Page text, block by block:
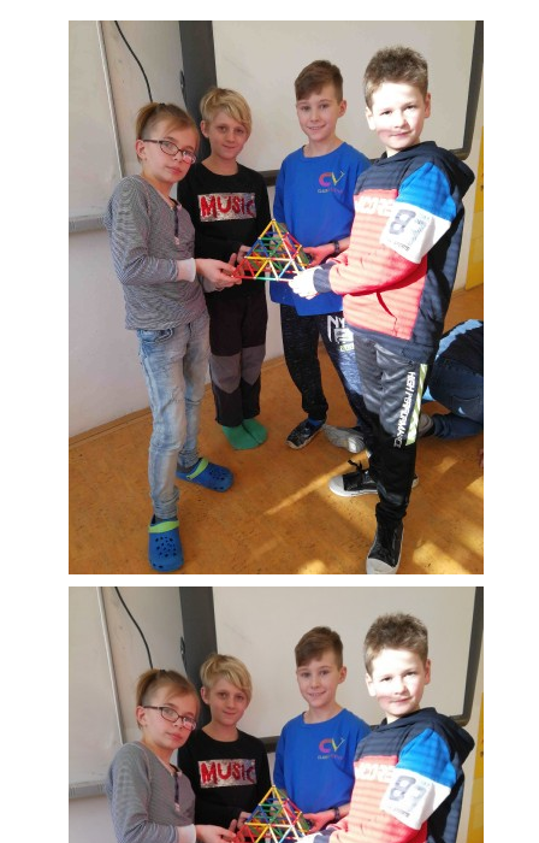
PŘEDŠKOLÁCI
JAK MOTIVOVAT DÍTĚ KE ČTENÍ
REZERVAČNÍ SYSTÉM SPORTOVNÍ HALY
ŠKOLNÍ PORADENSKÉ PRACOVIŠTĚ
NEPOTŘEBNÝ MAJETEK
NAUČNÁ STEZKA ZBRASLAV
VOLNÁ PRACOVNÍ MÍSTA
ARBORETUM ŠKOLY